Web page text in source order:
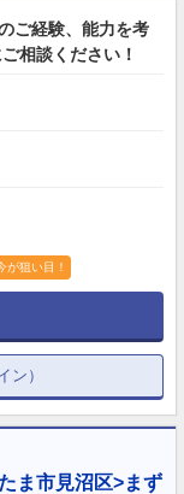
ご経験、能力を考
相談ください！
が狙い目！
ン）
ま市見沼区>まず